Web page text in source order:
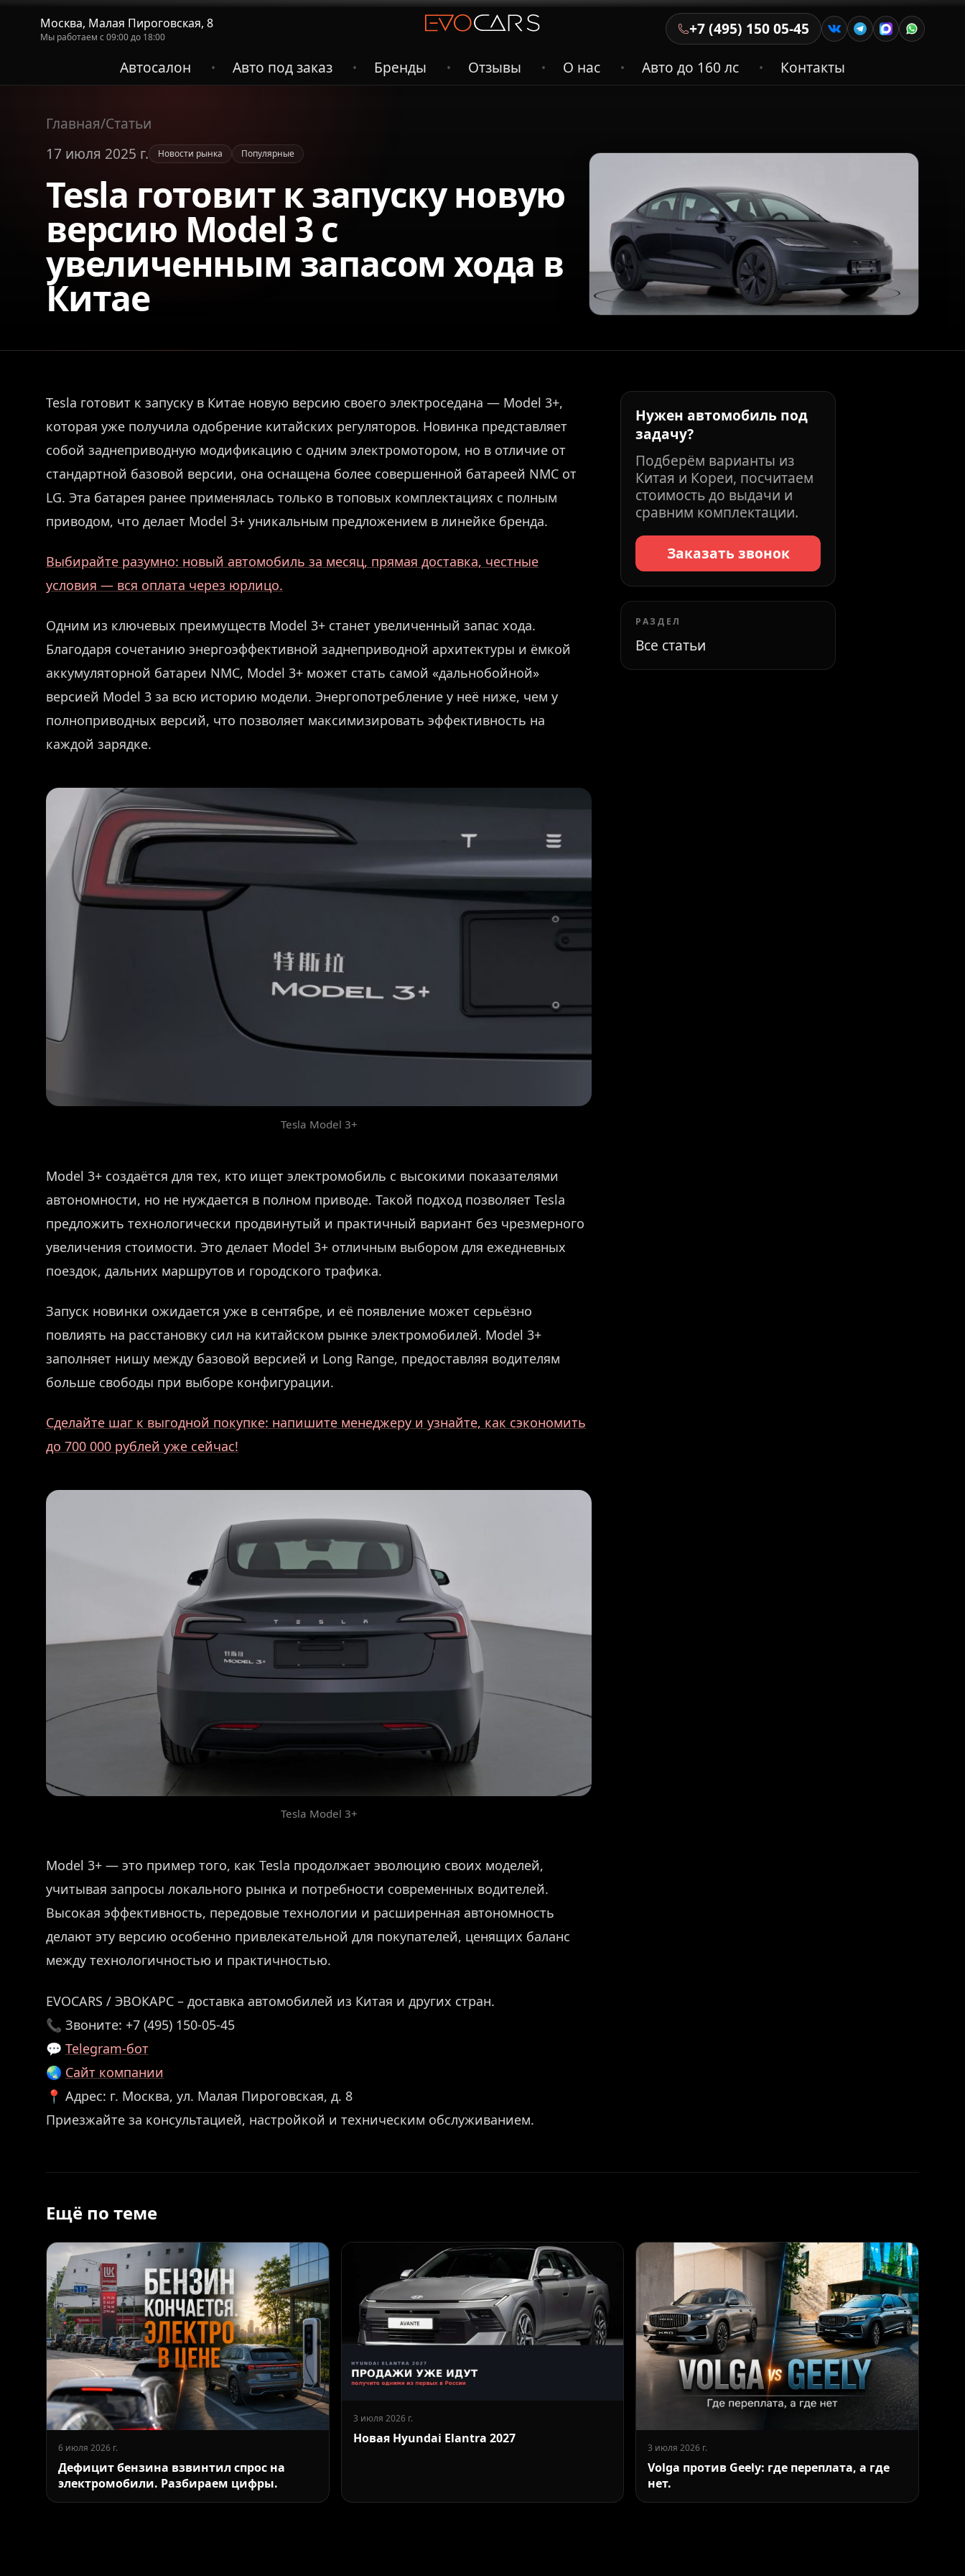
Москва, Малая Пироговская, 8
Мы работаем с 09:00 до 18:00
+7 (495) 150 05-45
Автосалон
• Авто под заказ • Бренды • Отзывы • О нас • Авто до 160 лс • Контакты
Главная/Статьи
17 июля 2025 г.
Новости рынка Популярные
Tesla готовит к запуску новую
версию Model 3 с
увеличенным запасом хода в
Китае
Tesla готовит к запуску в Китае новую версию своего электроседана — Model 3+,
которая уже получила одобрение китайских регуляторов. Новинка представляет
собой заднеприводную модификацию с одним электромотором, но в отличие от
стандартной базовой версии, она оснащена более совершенной батареей NMC от
LG. Эта батарея ранее применялась только в топовых комплектациях с полным
приводом, что делает Model 3+ уникальным предложением в линейке бренда.
Выбирайте разумно: новый автомобиль за месяц, прямая доставка, честные
условия — вся оплата через юрлицо.
Одним из ключевых преимуществ Model 3+ станет увеличенный запас хода.
Благодаря сочетанию энергоэффективной заднеприводной архитектуры и ёмкой
аккумуляторной батареи NMC, Model 3+ может стать самой «дальнобойной»
версией Model 3 за всю историю модели. Энергопотребление у неё ниже, чем у
полноприводных версий, что позволяет максимизировать эффективность на
каждой зарядке.
Tesla Model 3+
Model 3+ создаётся для тех, кто ищет электромобиль с высокими показателями
автономности, но не нуждается в полном приводе. Такой подход позволяет Tesla
предложить технологически продвинутый и практичный вариант без чрезмерного
увеличения стоимости. Это делает Model 3+ отличным выбором для ежедневных
поездок, дальних маршрутов и городского трафика.
Запуск новинки ожидается уже в сентябре, и её появление может серьёзно
повлиять на расстановку сил на китайском рынке электромобилей. Model 3+
заполняет нишу между базовой версией и Long Range, предоставляя водителям
больше свободы при выборе конфигурации.
Сделайте шаг к выгодной покупке: напишите менеджеру и узнайте, как сэкономить
до 700 000 рублей уже сейчас!
Tesla Model 3+
Model 3+ — это пример того, как Tesla продолжает эволюцию своих моделей,
учитывая запросы локального рынка и потребности современных водителей.
Высокая эффективность, передовые технологии и расширенная автономность
делают эту версию особенно привлекательной для покупателей, ценящих баланс
между технологичностью и практичностью.
EVOCARS / ЭВОКАРС – доставка автомобилей из Китая и других стран.
📞 Звоните: +7 (495) 150-05-45
💬 Telegram-бот
🌏 Сайт компании
📍 Адрес: г. Москва, ул. Малая Пироговская, д. 8
Приезжайте за консультацией, настройкой и техническим обслуживанием.
Нужен автомобиль под
задачу?
Подберём варианты из
Китая и Кореи, посчитаем
стоимость до выдачи и
сравним комплектации.
Заказать звонок
РАЗДЕЛ
Все статьи
Ещё по теме
6 июля 2026 г.
Дефицит бензина взвинтил спрос на
электромобили. Разбираем цифры.
3 июля 2026 г.
Новая Hyundai Elantra 2027
3 июля 2026 г.
Volga против Geely: где переплата, а где
нет.